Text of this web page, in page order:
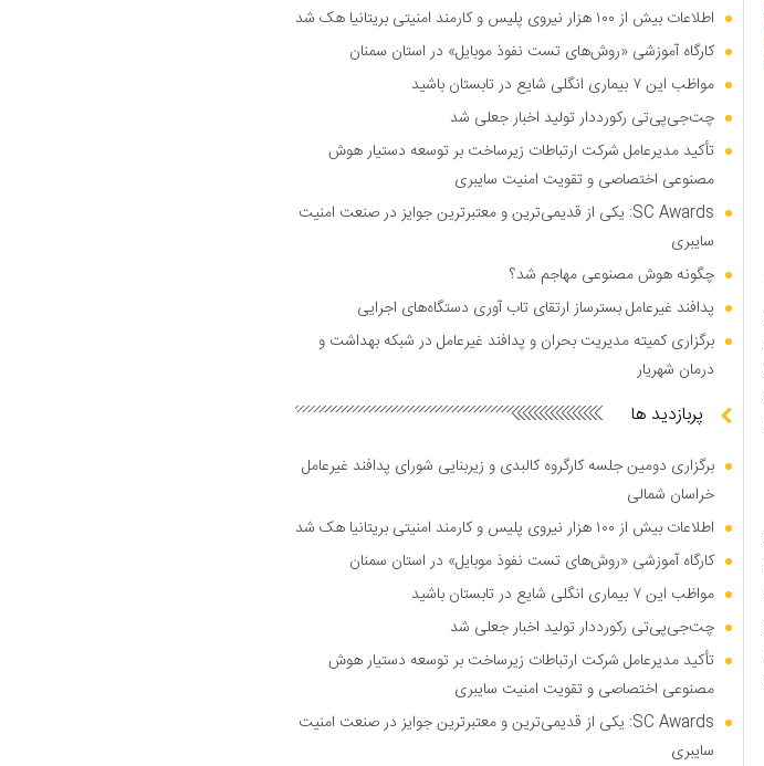
اطلاعات بیش از ۱۰۰ هزار نیروی پلیس و کارمند امنیتی بریتانیا هک شد
کارگاه آموزشی «روش‌های تست نفوذ موبایل» در استان سمنان
مواظب این ۷ بیماری انگلی شایع در تابستان باشید
چت‌جی‌پی‌تی رکورددار تولید اخبار جعلی شد
تأکید مدیرعامل شرکت ارتباطات زیرساخت بر توسعه دستیار هوش
مصنوعی اختصاصی و تقویت امنیت سایبری
SC Awards: یکی از قدیمی‌ترین و معتبرترین جوایز در صنعت امنیت
سایبری
چگونه هوش مصنوعی مهاجم شد؟
پدافند غیرعامل بسترساز ارتقای تاب آوری دستگاه‌های اجرایی
برگزاری کمیته مدیریت بحران و پدافند غیرعامل در شبکه بهداشت و
درمان شهریار
پربازدید ها
برگزاری دومین جلسه کارگروه کالبدی و زیربنایی شورای پدافند غیرعامل
خراسان شمالی
اطلاعات بیش از ۱۰۰ هزار نیروی پلیس و کارمند امنیتی بریتانیا هک شد
کارگاه آموزشی «روش‌های تست نفوذ موبایل» در استان سمنان
مواظب این ۷ بیماری انگلی شایع در تابستان باشید
چت‌جی‌پی‌تی رکورددار تولید اخبار جعلی شد
تأکید مدیرعامل شرکت ارتباطات زیرساخت بر توسعه دستیار هوش
مصنوعی اختصاصی و تقویت امنیت سایبری
SC Awards: یکی از قدیمی‌ترین و معتبرترین جوایز در صنعت امنیت
سایبری